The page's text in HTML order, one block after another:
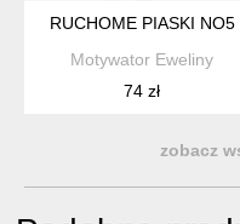
RUCHOME PIASKI NO5
Motywator Eweliny
74 zł
zobacz